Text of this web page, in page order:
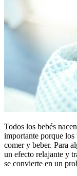
​Todos los bebés
importante porque los
comer y beber. Para
un efecto relajante y
se convierte en un